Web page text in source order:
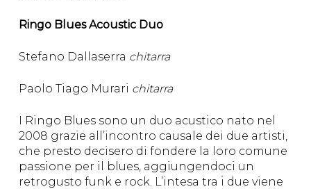
Ringo Blues Acoustic Duo
Stefano Dallaserra chitarra
Paolo Tiago Murari chitarra
I Ringo Blues sono un duo acustico nato nel
2008 grazie all’incontro causale dei due artisti,
che presto decisero di fondere la loro comune
passione per il blues, aggiungendoci un
retrogusto funk e rock. L’intesa tra i due viene